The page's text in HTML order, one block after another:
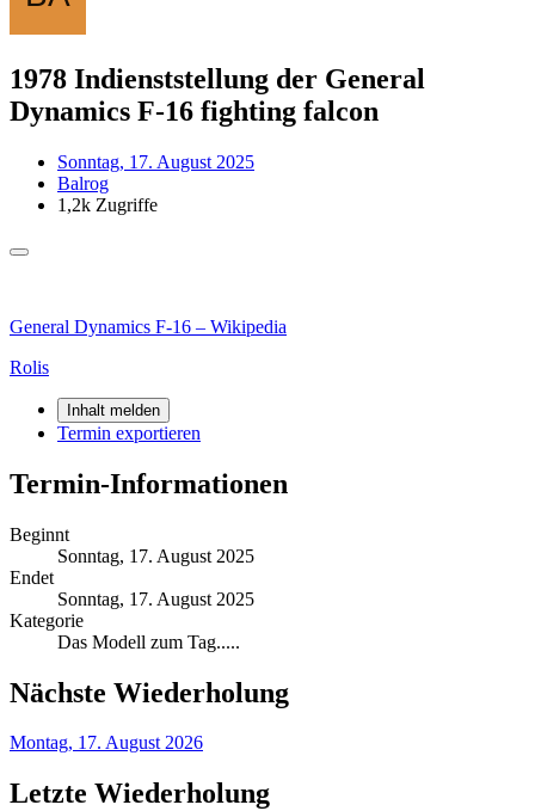
1978 Indienststellung der General
Dynamics F-16 fighting falcon
Sonntag, 17. August 2025
Balrog
1,2k Zugriffe
General Dynamics F-16 – Wikipedia
Rolis
Inhalt melden
Termin exportieren
Termin-Informationen
Beginnt
Sonntag, 17. August 2025
Endet
Sonntag, 17. August 2025
Kategorie
Das Modell zum Tag.....
Nächste Wiederholung
Montag, 17. August 2026
Letzte Wiederholung